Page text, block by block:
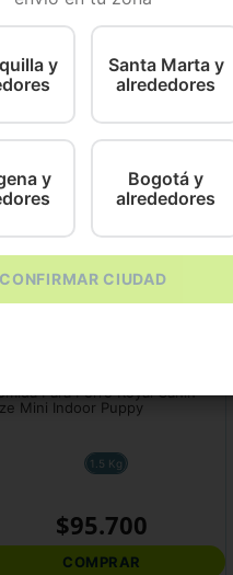
de razas
Para Perro Royal Canin
Mini Indoor Puppy
1.5 Kg
$95.700
COMPRAR
y
Santa Marta y
alrededores
y
Bogotá y
alrededores
CONFIRMAR CIUDAD